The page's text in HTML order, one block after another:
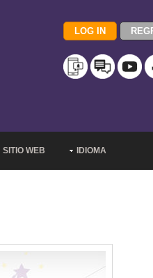
SITIO WEB IDIOMA